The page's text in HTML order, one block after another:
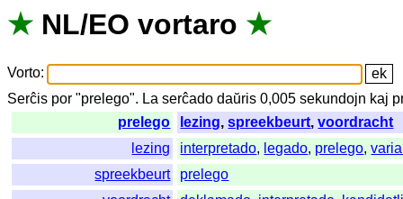
★ NL/EO vortaro ★
Vorto:
Serĉis por "prelego". La serĉado daŭris 0,005sekundojn kaj
prelego
lezing,spreekbeurt,voordracht
lezing
interpretado, legado, prelego,
spreekbeurt
prelego